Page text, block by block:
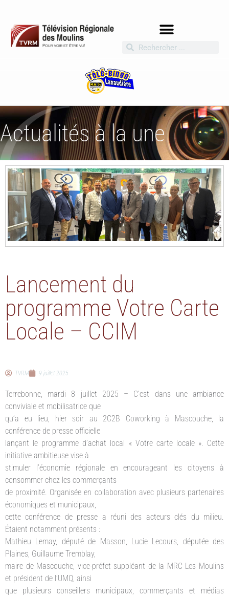
Actualités à la une
Lancement du
programme Votre Carte
Locale – CCIM
TVRM 9 juillet 2025
Terrebonne, mardi 8 juillet 2025 – C’est dans une ambiance
conviviale et mobilisatrice que
qu’a eu lieu, hier soir au 2C2B Coworking à Mascouche, la
conférence de presse officielle
lançant le programme d’achat local « Votre carte locale ». Cette
initiative ambitieuse vise à
stimuler l’économie régionale en encourageant les citoyens à
consommer chez les commerçants
de proximité. Organisée en collaboration avec plusieurs partenaires
économiques et municipaux,
cette conférence de presse a réuni des acteurs clés du milieu.
Étaient notamment présents :
Mathieu Lemay, député de Masson, Lucie Lecours, députée des
Plaines, Guillaume Tremblay,
maire de Mascouche, vice-préfet suppléant de la MRC Les Moulins
et président de l’UMQ, ainsi
que plusieurs conseillers municipaux, commerçants et médias